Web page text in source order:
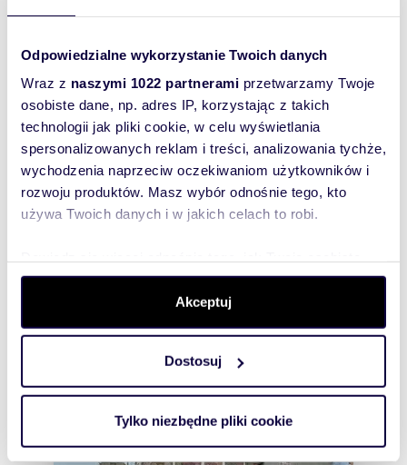
Odpowiedzialne wykorzystanie Twoich danych
Wraz z naszymi 1022 partnerami przetwarzamy Twoje
osobiste dane, np. adres IP, korzystając z takich
technologii jak pliki cookie, w celu wyświetlania
spersonalizowanych reklam i treści, analizowania tychże,
wychodzenia naprzeciw oczekiwaniom użytkowników i
rozwoju produktów. Masz wybór odnośnie tego, kto
używa Twoich danych i w jakich celach to robi.
dane są przetwarzane oraz ustaw własne preferencje w
. W Deklaracji plików cookie możesz
zmienić lub wycofać swoją zgodę w dowolnej chwili.
Wykorzystujemy pliki cookie do spersonalizowania treści
i reklam, aby oferować funkcje społecznościowe i
korzystasz z naszej witryny, udostępniamy partnerom
Akceptuj
Dostosuj
Tylko niezbędne pliki cookie
1082 m 2 7 486zł/m
Inwestycyjna nieruchomość z halami i
domem w Krakowie
8 100 000 zł
Mamy przyjemność zaprezentować
niepowtarzalną nieruchomość składającą się z
trzech działek o łącznej powierzchni ok. 24 ary,